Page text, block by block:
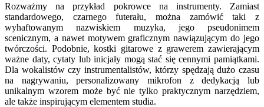
Rozważmy na przykład pokrowce na instrumenty. Zamiast
standardowego, czarnego futerału, można zamówić taki z
wyhaftowanym nazwiskiem muzyka, jego pseudonimem
scenicznym, a nawet motywem graficznym nawiązującym do jego
twórczości. Podobnie, kostki gitarowe z grawerem zawierającym
ważne daty, cytaty lub inicjały mogą stać się cennymi pamiątkami.
Dla wokalistów czy instrumentalistów, którzy spędzają dużo czasu
na nagrywaniu, personalizowany mikrofon z dedykacją lub
unikalnym wzorem może być nie tylko praktycznym narzędziem,
ale także inspirującym elementem studia.